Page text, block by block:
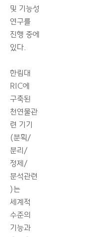
및 기능성
연구를
진행 중에
있다.
한림대
RIC에
구축된
천연물관
련 기기
(분획/
분리/
정제/
분석관련
)는
세계적
수준의
기능과